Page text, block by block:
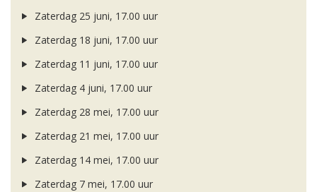
Zaterdag 25 juni, 17.00 uur
Zaterdag 18 juni, 17.00 uur
Zaterdag 11 juni, 17.00 uur
Zaterdag 4 juni, 17.00 uur
Zaterdag 28 mei, 17.00 uur
Zaterdag 21 mei, 17.00 uur
Zaterdag 14 mei, 17.00 uur
Zaterdag 7 mei, 17.00 uur